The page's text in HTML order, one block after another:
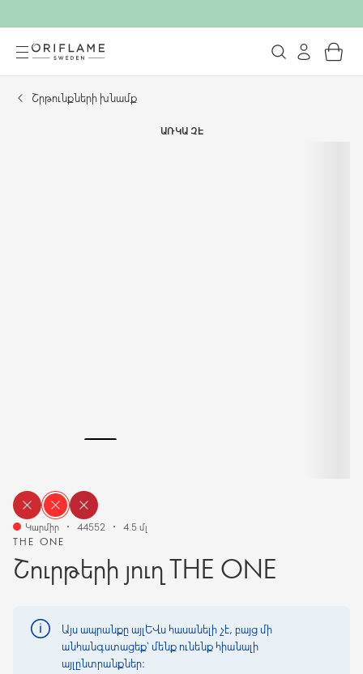
Շրթունքների խնամք
ԱՌԿԱ ՉԷ
THE ONE
Շուրթերի յուղ THE ONE
Կարմիր 44552 4.5 մլ
Այս ապրանքը այլևս հասանելի չէ, բայց մի
անհանգստացեք՝ մենք ունենք հիանալի
այլընտրանքներ։